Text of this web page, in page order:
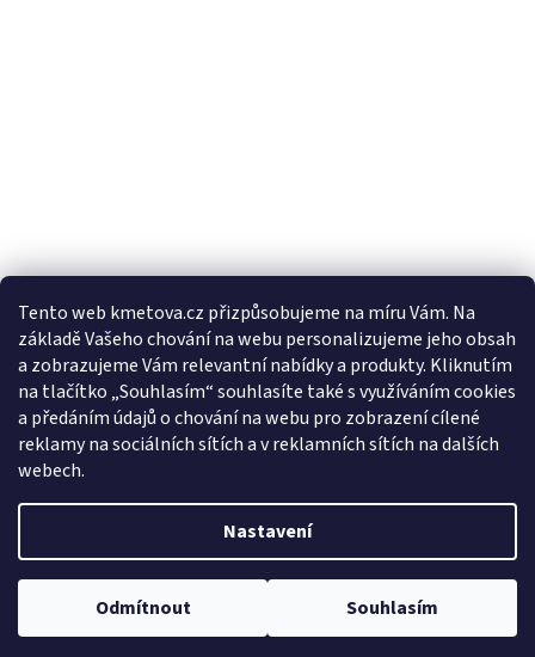
Tento web kmetova.cz přizpůsobujeme na míru Vám. Na
základě Vašeho chování na webu personalizujeme jeho obsah
a zobrazujeme Vám relevantní nabídky a produkty. Kliknutím
na tlačítko „Souhlasím“ souhlasíte také s využíváním cookies
a předáním údajů o chování na webu pro zobrazení cílené
reklamy na sociálních sítích a v reklamních sítích na dalších
webech.
Nastavení
Odmítnout Souhlasím
Sledovat na Instagramu
Facebooková stránka
Vytvořil Shoptet
Copyright 2026Drogerie Kmeťová . Všechna práva vyhrazena.